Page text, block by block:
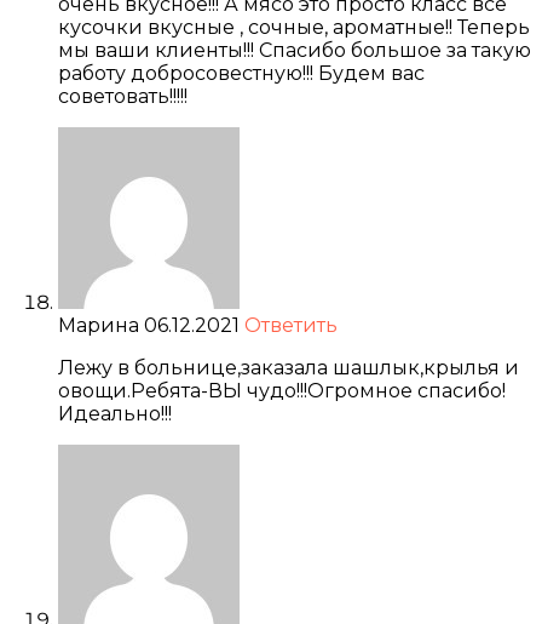
очень вкусное!!! А мясо это просто класс все
кусочки вкусные , сочные, ароматные!! Теперь
мы ваши клиенты!!! Спасибо большое за такую
работу добросовестную!!! Будем вас
советовать!!!!!
Марина 06.12.2021 Ответить
Лежу в больнице,заказала шашлык,крылья и
овощи.Ребята-ВЫ чудо!!!Огромное спасибо!
Идеально!!!